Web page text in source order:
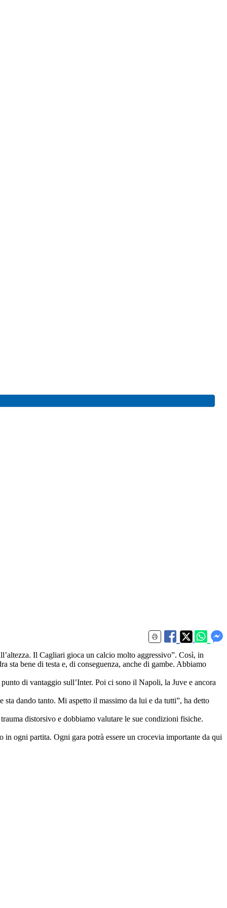
Il Cagliari gioca un calcio molto aggressivo”. Così, in
sta bene di testa e, di conseguenza, anche di gambe. Abbiamo
di vantaggio sull’Inter. Poi ci sono il Napoli, la Juve e ancora
dando tanto. Mi aspetto il massimo da lui e da tutti”, ha detto
distorsivo e dobbiamo valutare le sue condizioni fisiche.
ogni partita. Ogni gara potrà essere un crocevia importante da qui